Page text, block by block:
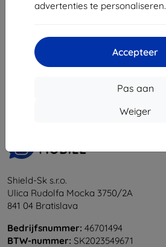
advertenties te personaliseren.
Accepteer
Pas aan
Weiger
Van totaal
Shield-Sk s.r.o.
Ulica Rudolfa Mocka 3750/2A
841 04 Bratislava
Bedrijfsnummer: 46701494
BTW-nummer: SK2023549671